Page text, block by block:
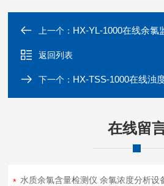
上一个： HX-YL-1000在线余氯
返回列表
下一个： HX-TSS-1000在线浊度
在线留